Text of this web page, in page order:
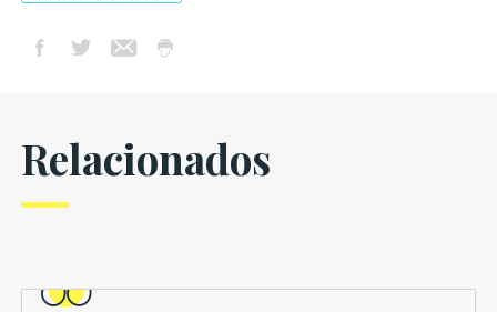
Relacionados